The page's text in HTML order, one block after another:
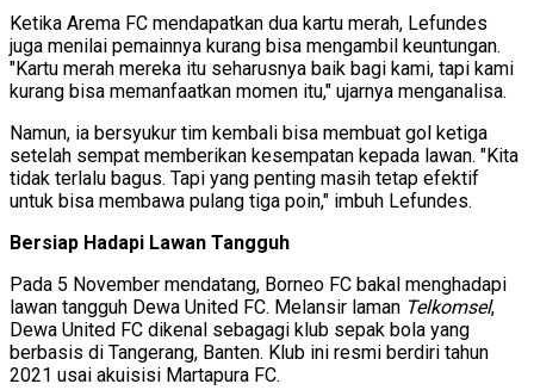
Ketika Arema FC mendapatkan dua kartu merah, Lefundes
juga menilai pemainnya kurang bisa mengambil keuntungan.
"Kartu merah mereka itu seharusnya baik bagi kami, tapi kami
kurang bisa memanfaatkan momen itu," ujarnya menganalisa.
Namun, ia bersyukur tim kembali bisa membuat gol ketiga
setelah sempat memberikan kesempatan kepada lawan. "Kita
tidak terlalu bagus. Tapi yang penting masih tetap efektif
untuk bisa membawa pulang tiga poin," imbuh Lefundes.
Bersiap Hadapi Lawan Tangguh
Pada 5 November mendatang, Borneo FC bakal menghadapi
lawan tangguh Dewa United FC. Melansir laman Telkomsel,
Dewa United FC dikenal sebagagi klub sepak bola yang
berbasis di Tangerang, Banten. Klub ini resmi berdiri tahun
2021 usai akuisisi Martapura FC.